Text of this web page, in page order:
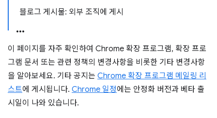
블로그 게시물: 외부 조직에 게시
이 페이지를 자주 확인하여 Chrome 확장 프로그램, 확장 프로
그램 문서 또는 관련 정책의 변경사항을 비롯한 기타 변경사항
을 알아보세요. 기타 공지는 Chrome 확장 프로그램 메일링 리
스트에 게시됩니다. Chrome 일정에는 안정화 버전과 베타 출
시일이 나와 있습니다.